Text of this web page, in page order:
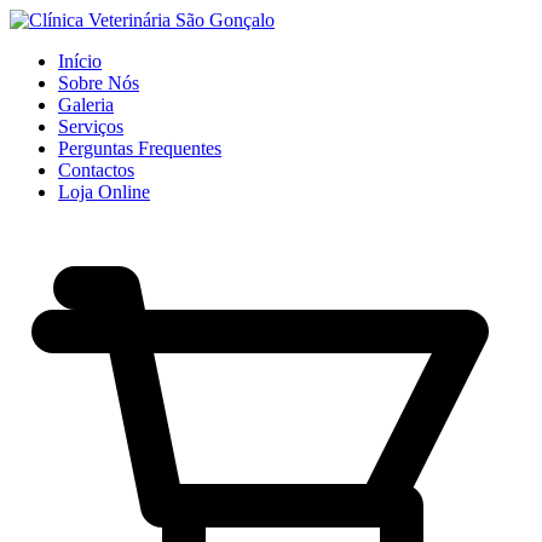
Início
Sobre Nós
Galeria
Serviços
Perguntas Frequentes
Contactos
Loja Online